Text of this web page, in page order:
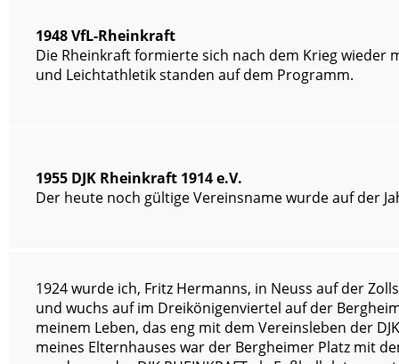
1948 VfL-Rheinkraft
Die Rheinkraft formierte sich nach dem Krieg wieder
und Leichtathletik standen auf dem Programm.
1955 DJK Rheinkraft 1914 e.V.
Der heute noch gültige Vereinsname wurde auf der
1924 wurde ich, Fritz Hermanns, in Neuss auf der
und wuchs auf im Dreikönigenviertel auf der
meinem Leben, das eng mit dem Vereinsleben der
meines Elternhauses war der Bergheimer Platz mit